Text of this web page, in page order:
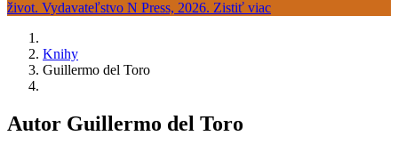
Knihy
Guillermo del Toro
Autor Guillermo del Toro